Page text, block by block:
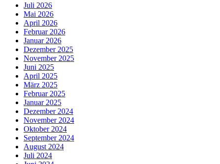
Juli 2026
Mai 2026
April 2026
Februar 2026
Januar 2026
Dezember 2025
November 2025
Juni 2025
April 2025
März 2025
Februar 2025
Januar 2025
Dezember 2024
November 2024
Oktober 2024
September 2024
August 2024
Juli 2024